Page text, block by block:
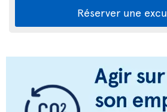
Réserver une